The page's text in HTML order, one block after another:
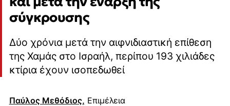
σύγκρουσης
Δύο χρόνια μετά την αιφνιδιαστική επίθεση
της Χαμάς στο Ισραήλ, περίπου 193 χιλιάδες
κτίρια έχουν ισοπεδωθεί
Παύλος Μεθόδιος, Επιμέλεια